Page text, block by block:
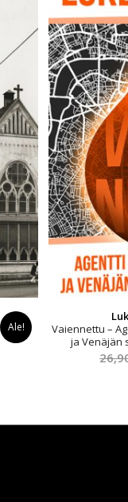
Ale!
Vaiennettu –
ja Venäjän